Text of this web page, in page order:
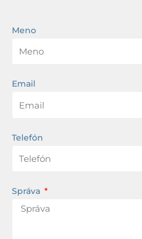
Meno
Email
Telefón
Správa